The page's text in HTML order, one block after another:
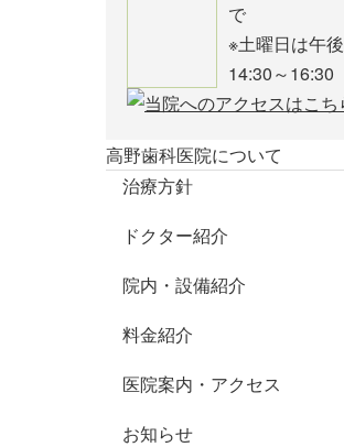
で
※土曜日は午後
14:30～16:30
高野歯科医院について
治療方針
ドクター紹介
院内・設備紹介
料金紹介
医院案内・アクセス
お知らせ